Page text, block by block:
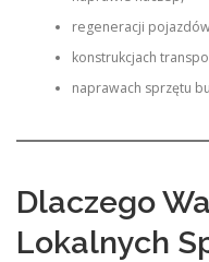
regeneracji
konstrukcjach
naprawach sprzętu
Dlaczego
Lokalnych